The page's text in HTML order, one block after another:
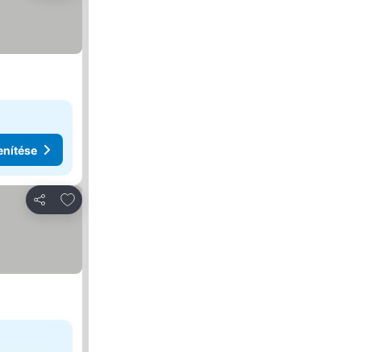
Megosztás
Hozzáadás a kedvencekhez